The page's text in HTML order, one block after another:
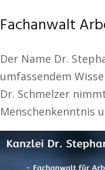
Fachanwalt
Der Name Dr.
umfassendem
Dr. Schmelzer
Menschenkenntnis